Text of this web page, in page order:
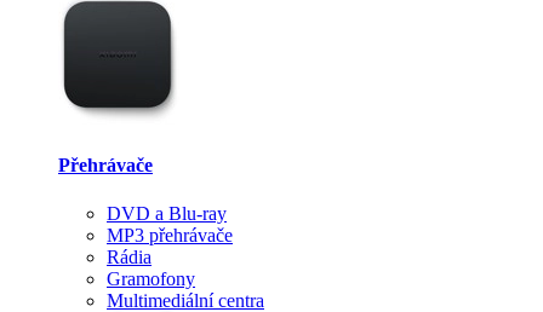
Přehrávače
DVD a Blu-ray
MP3 přehrávače
Rádia
Gramofony
Multimediální centra